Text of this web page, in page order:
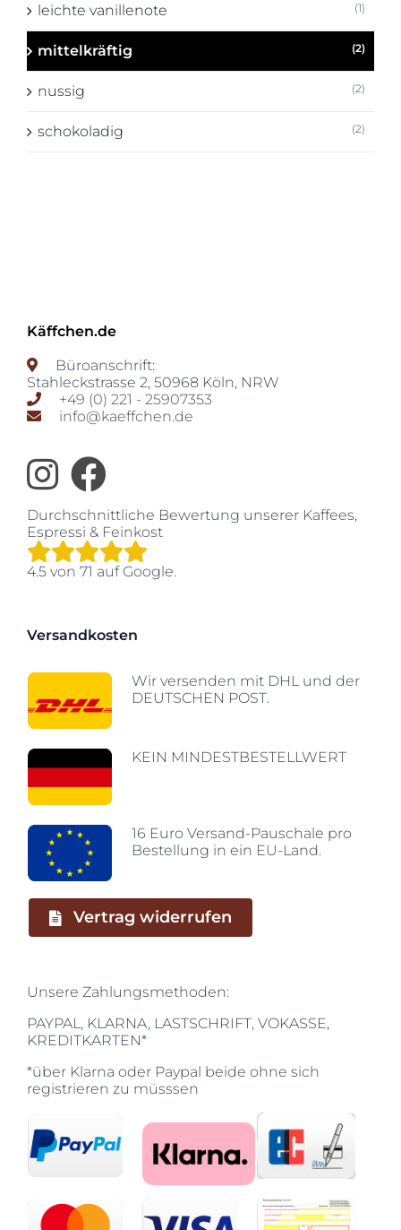
leichte vanillenote (1)
mittelkräftig (2)
nussig (2)
schokoladig (2)
Käffchen.de
Büroanschrift:
Stahleckstrasse 2, 50968 Köln, NRW
+49 (0) 221 - 25907353
info@kaeffchen.de
Durchschnittliche Bewertung unserer Kaffees,
Espressi & Feinkost
4.5 von 71 auf Google.
Versandkosten
Wir versenden mit DHL und der
DEUTSCHEN POST.
KEIN MINDESTBESTELLWERT
16 Euro Versand-Pauschale pro
Bestellung in ein EU-Land.
Vertrag widerrufen
Unsere Zahlungsmethoden:
PAYPAL, KLARNA, LASTSCHRIFT, VOKASSE,
KREDITKARTEN*
*über Klarna oder Paypal beide ohne sich
registrieren zu müsssen